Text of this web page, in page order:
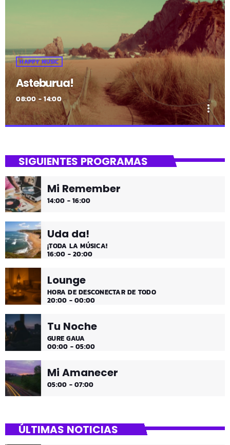
HAPPY MUSIC
Asteburua!
08:00 - 14:00
more_vert
¡Es fin de semana!
¡Música y más música los fines de semana!
SIGUIENTES PROGRAMAS
Mi Remember
14:00 - 16:00
Uda da!
¡TODA LA MÚSICA!
16:00 - 20:00
Lounge
HORA DE DESCONECTAR DE TODO
20:00 - 00:00
Tu Noche
GURE GAUA
00:00 - 05:00
Mi Amanecer
05:00 - 07:00
ÚLTIMAS NOTICIAS